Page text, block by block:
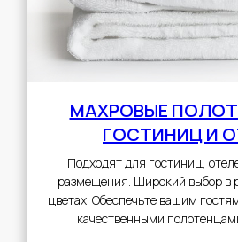
МАХРОВЫЕ
ГОСТИНИЦ И
Подходят для гостиниц,
размещения. Широкий выбор в
цветах. Обеспечьте вашим
качественными